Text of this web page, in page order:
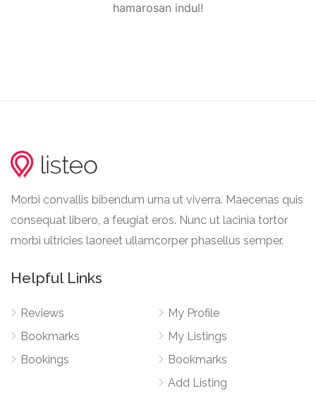
hamarosan indul!
Morbi convallis bibendum urna ut viverra. Maecenas quis
consequat libero, a feugiat eros. Nunc ut lacinia tortor
morbi ultricies laoreet ullamcorper phasellus semper.
Helpful Links
Reviews
Bookmarks
Bookings
My Profile
My Listings
Bookmarks
Add Listing